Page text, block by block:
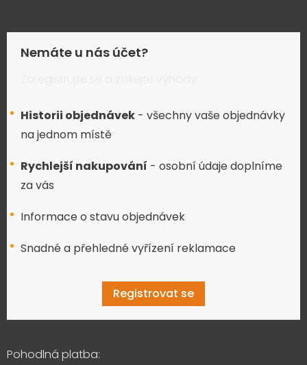
Nemáte u nás účet?
Historii objednávek - všechny vaše objednávky
na jednom místě
Rychlejší nakupování - osobní údaje doplníme
za vás
Informace o stavu objednávek
Snadné a přehledné vyřízení reklamace
Registrovat se
Pohodlná platba: